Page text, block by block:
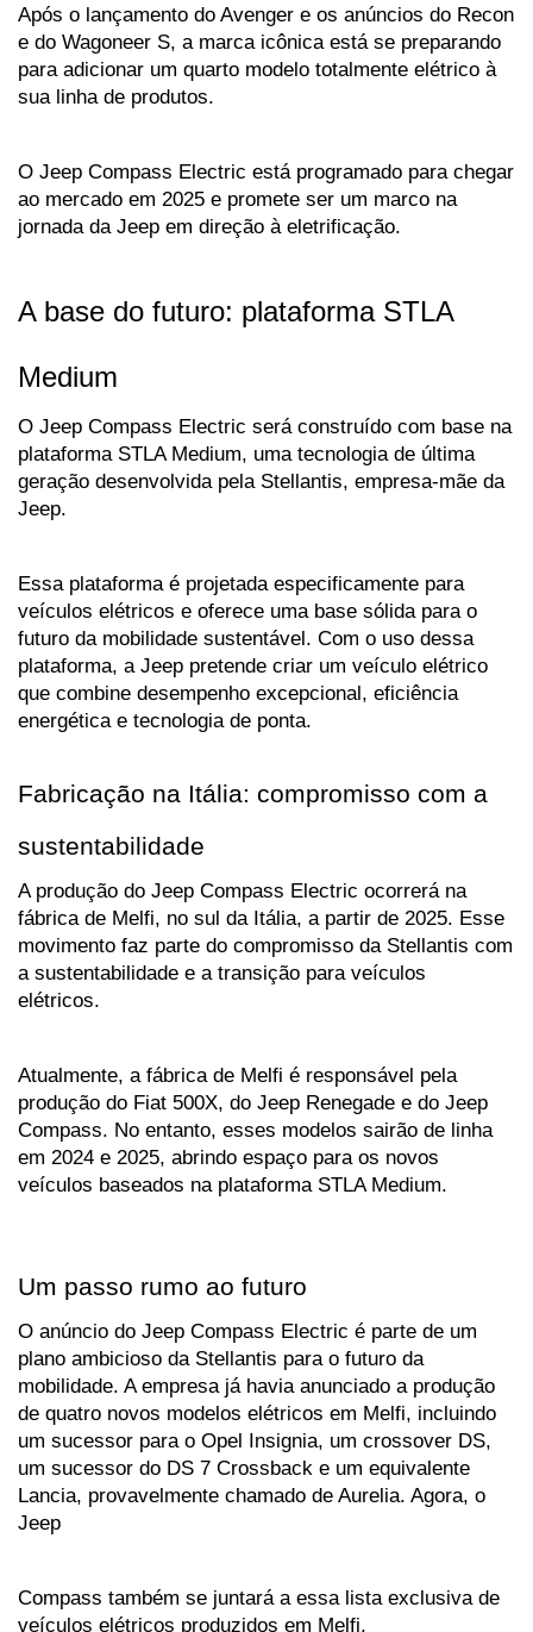
Após o lançamento do Avenger e os anúncios do Recon
e do Wagoneer S, a marca icônica está se preparando
para adicionar um quarto modelo totalmente elétrico à
sua linha de produtos.
O Jeep Compass Electric está programado para chegar
ao mercado em 2025 e promete ser um marco na
jornada da Jeep em direção à eletrificação.
A base do futuro: plataforma STLA
Medium
O Jeep Compass Electric será construído com base na
plataforma STLA Medium, uma tecnologia de última
geração desenvolvida pela Stellantis, empresa-mãe da
Jeep.
Essa plataforma é projetada especificamente para
veículos elétricos e oferece uma base sólida para o
futuro da mobilidade sustentável. Com o uso dessa
plataforma, a Jeep pretende criar um veículo elétrico
que combine desempenho excepcional, eficiência
energética e tecnologia de ponta.
Fabricação na Itália: compromisso com a
sustentabilidade
A produção do Jeep Compass Electric ocorrerá na
fábrica de Melfi, no sul da Itália, a partir de 2025. Esse
movimento faz parte do compromisso da Stellantis com
a sustentabilidade e a transição para veículos
elétricos.
Atualmente, a fábrica de Melfi é responsável pela
produção do Fiat 500X, do Jeep Renegade e do Jeep
Compass. No entanto, esses modelos sairão de linha
em 2024 e 2025, abrindo espaço para os novos
veículos baseados na plataforma STLA Medium.
Um passo rumo ao futuro
O anúncio do Jeep Compass Electric é parte de um
plano ambicioso da Stellantis para o futuro da
mobilidade. A empresa já havia anunciado a produção
de quatro novos modelos elétricos em Melfi, incluindo
um sucessor para o Opel Insignia, um crossover DS,
um sucessor do DS 7 Crossback e um equivalente
Lancia, provavelmente chamado de Aurelia. Agora, o
Jeep
Compass também se juntará a essa lista exclusiva de
veículos elétricos produzidos em Melfi.